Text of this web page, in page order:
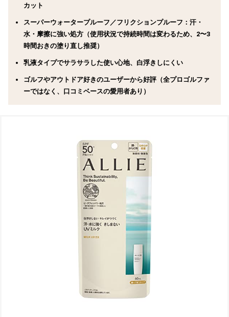
カット
スーパーウォータープルーフ／フリクションプルーフ：汗・
水・摩擦に強い処方（使用状況で持続時間は変わるため、2〜3
時間おきの塗り直し推奨）
乳液タイプでサラサラした使い心地、白浮きしにくい
ゴルフやアウトドア好きのユーザーから好評（全プロゴルファ
ーではなく、口コミベースの愛用者あり）